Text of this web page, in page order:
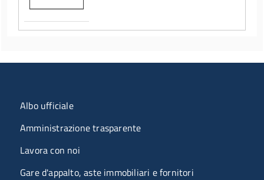
Menu organizzazione
Albo ufficiale
Amministrazione trasparente
Lavora con noi
Gare d'appalto, aste immobiliari e fornitori